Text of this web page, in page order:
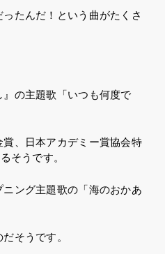
たんだ！という曲がたくさ
の主題歌「いつも何度で
、日本アカデミー賞協会特
そうです。
ニング主題歌の「海のおかあ
そうです。